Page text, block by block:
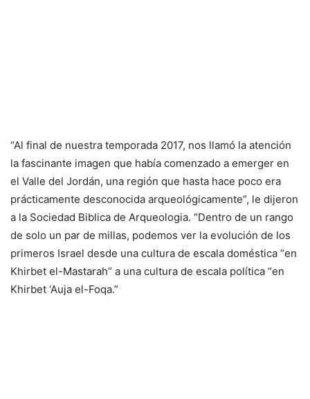
“Al final de nuestra temporada 2017, nos llamó la atención
la fascinante imagen que había comenzado a emerger en
el Valle del Jordán, una región que hasta hace poco era
prácticamente desconocida arqueológicamente”, le dijeron
a la Sociedad Biblica de Arqueologia. “Dentro de un rango
de solo un par de millas, podemos ver la evolución de los
primeros Israel desde una cultura de escala doméstica “en
Khirbet el-Mastarah” a una cultura de escala política “en
Khirbet ‘Auja el-Foqa.”